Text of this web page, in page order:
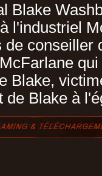
Blake
l'industriel
conseiller
Blake,
de Blake à